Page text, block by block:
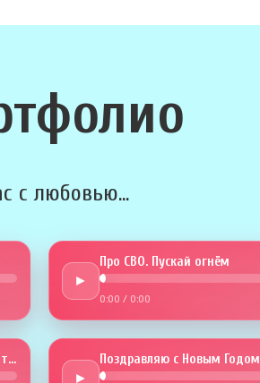
с любовью...
►
Про СВО. Пускай огнём
0:00 / 0:00
Свадьба. Я так счастлива с тобой
►
Поздравляю с Новым Годом